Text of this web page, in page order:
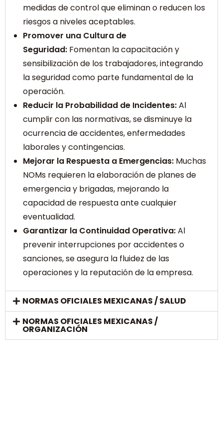
medidas de control que eliminan o reducen los
riesgos a niveles aceptables.
Promover una Cultura de
Seguridad: Fomentan la capacitación y
sensibilización de los trabajadores, integrando
la seguridad como parte fundamental de la
operación.
Reducir la Probabilidad de Incidentes:Al
cumplir con las normativas, se disminuye la
ocurrencia de accidentes, enfermedades
laborales y contingencias.
Mejorar la Respuesta a Emergencias: Muchas
NOMs requieren la elaboración de planes de
emergencia y brigadas, mejorando la
capacidad de respuesta ante cualquier
eventualidad.
Garantizar la Continuidad Operativa:Al
prevenir interrupciones por accidentes o
sanciones, se asegura la fluidez de las
operaciones y la reputación de la empresa.
NORMAS OFICIALES MEXICANAS / SALUD
NORMAS OFICIALES MEXICANAS /
ORGANIZACIÓN